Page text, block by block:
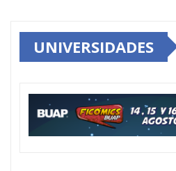
UNIVERSIDADES